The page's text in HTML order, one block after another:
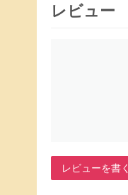
レビュー
レビューを書く